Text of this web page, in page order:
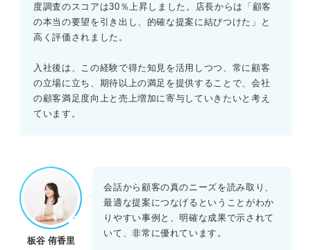
度調査のスコアは30％上昇しました。店長からは「顧客
の本当の要望を引き出し、的確な提案に結びつけた」と
高く評価されました。
入社後は、この経験で得た知見を活用しつつ、常に顧客
の立場に立ち、期待以上の満足を提供することで、会社
の顧客満足度向上と売上増加に寄与していきたいと考え
ています。
板谷 侑香里
会話から顧客の真のニーズを読み取り、
最適な提案につなげるということがわか
りやすい事例と、明確な成果で示されて
いて、非常に優れています。